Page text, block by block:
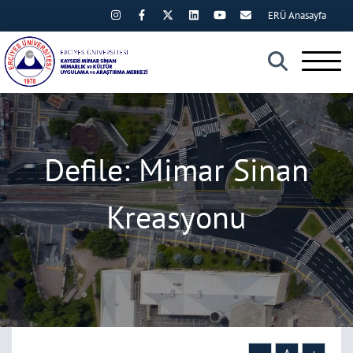
×
ERÜ Anasayfa
Defile: Mimar Sinan
Kreasyonu